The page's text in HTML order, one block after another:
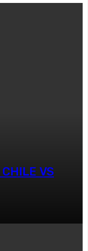
CHILE VS